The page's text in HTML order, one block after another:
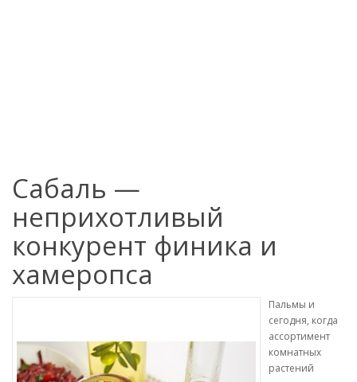
Сабаль —
неприхотливый
конкурент финика и
хамеропса
Пальмы и
сегодня, когда
ассортимент
комнатных
растений